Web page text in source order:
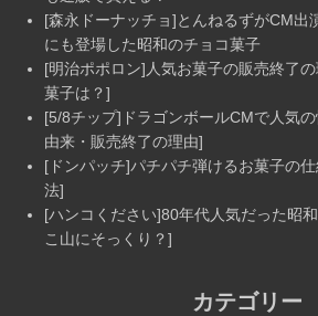
[森永ドーナッチョ]とんねるずがCM出
にも登場した昭和のチョコ菓子
[明治ポポロン]人気お菓子の販売終了
菓子は？]
[5/8チップ]ドラゴンボールCMで人気
由来・販売終了の理由]
[ドンパッチ]パチパチ弾けるお菓子の
法]
[ハンコください]80年代人気だった昭
こ山にそっくり？]
カテゴリー